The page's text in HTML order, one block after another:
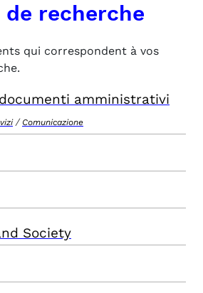
recherche
qui correspondent à vos
amministrativi
/ Comunicazione
Society